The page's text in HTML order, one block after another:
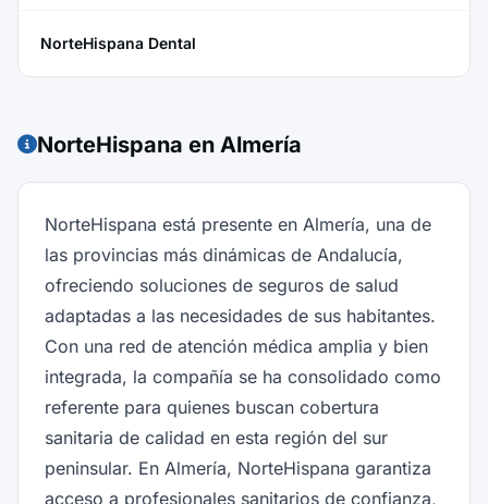
NorteHispana Dental
NorteHispana en Almería
NorteHispana está presente en Almería, una de
las provincias más dinámicas de Andalucía,
ofreciendo soluciones de seguros de salud
adaptadas a las necesidades de sus habitantes.
Con una red de atención médica amplia y bien
integrada, la compañía se ha consolidado como
referente para quienes buscan cobertura
sanitaria de calidad en esta región del sur
peninsular. En Almería, NorteHispana garantiza
acceso a profesionales sanitarios de confianza,